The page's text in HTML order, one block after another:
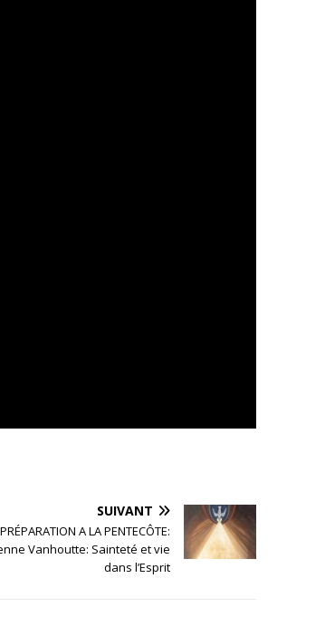
SUIVANT
PRÉPARATION A LA PENTECÔTE:
Vanhoutte: Sainteté et vie
dans l’Esprit